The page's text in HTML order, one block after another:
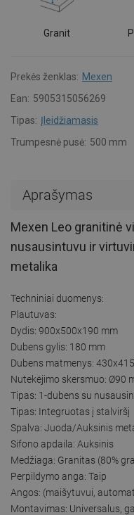
Granit
Prekės ženklas: Mexen
Ean: 5905315056269
Tipas: Įleidžiamasis
Trumpesnė pusė: 500 mm
Aprašymas
Mexen Leo granitinė
nusausintuvu ir
metalika
Techniniai duomenys:
Plautuvas:
Dydis: 900x500x190 mm
Dubens gylis: 180 mm
Dubens matmenys:
Nutekėjimo skersmuo: Ø90
Tipas: 1-dubens su
Tipas: Integruotas į stalviršį
Spalva: Juoda/Auksinis
Sifono apdaila: Auksinis
Medžiaga: Granitas (80%
Perpildymo anga: Taip
Angos: (maišytuvui,
Montavimas: Universalus,